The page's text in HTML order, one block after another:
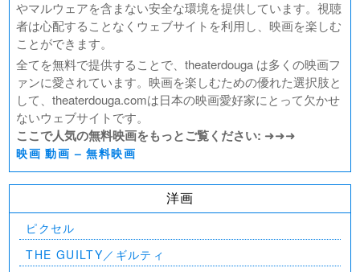
やマルウェアを含まない安全な環境を提供しています。視聴
者は心配することなくウェブサイトを利用し、映画を楽しむ
ことができます。
全てを無料で提供することで、theaterdouga は多くの映画フ
ァンに愛されています。映画を楽しむための優れた選択肢と
して、theaterdouga.comは日本の映画愛好家にとって欠かせ
ないウェブサイトです。
ここで人気の無料映画をもっとご覧ください: ➜➜➜
映画 動画 – 無料映画
洋画
ピクセル
THE GUILTY／ギルティ